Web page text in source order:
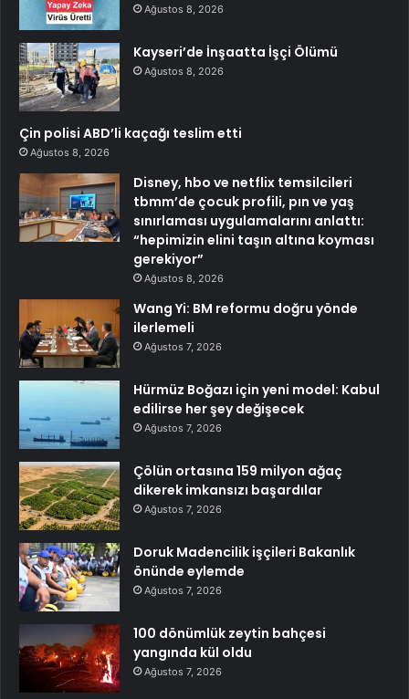
Ağustos 8, 2026
Kayseri’de İnşaatta İşçi Ölümü
Ağustos 8, 2026
Çin polisi ABD’li kaçağı teslim etti
Ağustos 8, 2026
Disney, hbo ve netflix temsilcileri
tbmm’de çocuk profili, pın ve yaş
sınırlaması uygulamalarını anlattı:
“hepimizin elini taşın altına koyması
gerekiyor”
Ağustos 8, 2026
Wang Yi: BM reformu doğru yönde
ilerlemeli
Ağustos 7, 2026
Hürmüz Boğazı için yeni model: Kabul
edilirse her şey değişecek
Ağustos 7, 2026
Çölün ortasına 159 milyon ağaç
dikerek imkansızı başardılar
Ağustos 7, 2026
Doruk Madencilik işçileri Bakanlık
önünde eylemde
Ağustos 7, 2026
100 dönümlük zeytin bahçesi
yangında kül oldu
Ağustos 7, 2026